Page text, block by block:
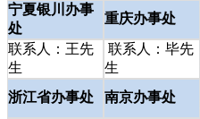
宁夏银川办事
处
重庆办事处
联系人：王先
生
联系人：毕先
生
浙江省办事处
南京办事处